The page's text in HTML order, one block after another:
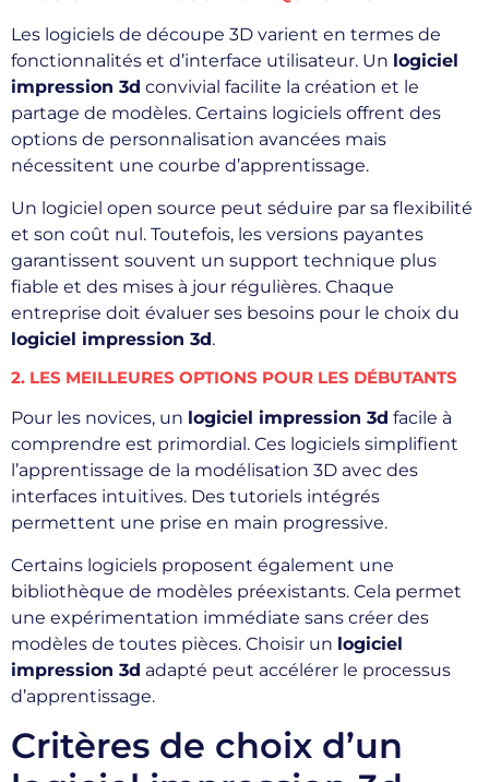
Les logiciels de découpe 3D varient en termes de
fonctionnalités et d’interface utilisateur. Un logiciel
impression 3d convivial facilite la création et le
partage de modèles. Certains logiciels offrent des
options de personnalisation avancées mais
nécessitent une courbe d’apprentissage.
Un logiciel open source peut séduire par sa flexibilité
et son coût nul. Toutefois, les versions payantes
garantissent souvent un support technique plus
fiable et des mises à jour régulières. Chaque
entreprise doit évaluer ses besoins pour le choix du
logiciel impression 3d.
2. LES MEILLEURES OPTIONS POUR LES DÉBUTANTS
Pour les novices, un logiciel impression 3d facile à
comprendre est primordial. Ces logiciels simplifient
l’apprentissage de la modélisation 3D avec des
interfaces intuitives. Des tutoriels intégrés
permettent une prise en main progressive.
Certains logiciels proposent également une
bibliothèque de modèles préexistants. Cela permet
une expérimentation immédiate sans créer des
modèles de toutes pièces. Choisir un logiciel
impression 3d adapté peut accélérer le processus
d’apprentissage.
Critères de choix d’un